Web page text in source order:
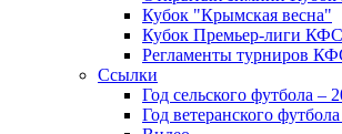
Кубок "Крымская весна"
Кубок Премьер-лиги КФС
Регламенты турниров
Ссылки
Год сельского футбола –
Год ветеранского